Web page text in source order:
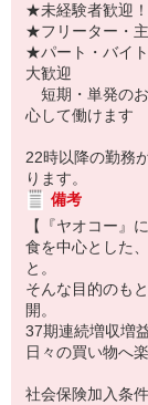
★未経験者歓迎！
★フリーター・
★パート・バイ
大歓迎
短期・単発の
心して働けます
22時以降の勤務
ります。
備考
【『ヤオコー』
食を中心とした
と。
そんな目的のも
開。
37期連続増収増
日々の買い物へ
社会保険加入条件